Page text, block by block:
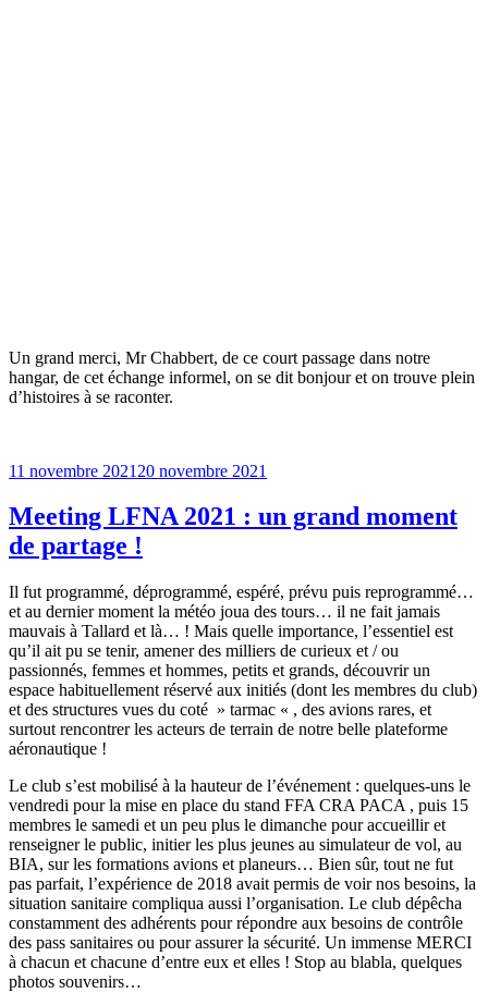
Un grand merci, Mr Chabbert, de ce court passage dans notre
hangar, de cet échange informel, on se dit bonjour et on trouve plein
d’histoires à se raconter.
Publié
11 novembre 2021 20 novembre 2021
Meeting LFNA 2021 : un grand moment
de partage !
Il fut programmé, déprogrammé, espéré, prévu puis reprogrammé…
et au dernier moment la météo joua des tours… il ne fait jamais
mauvais à Tallard et là… ! Mais quelle importance, l’essentiel est
qu’il ait pu se tenir, amener des milliers de curieux et / ou
passionnés, femmes et hommes, petits et grands, découvrir un
espace habituellement réservé aux initiés (dont les membres du club)
et des structures vues du coté » tarmac « , des avions rares, et
surtout rencontrer les acteurs de terrain de notre belle plateforme
aéronautique !
Le club s’est mobilisé à la hauteur de l’événement : quelques-uns le
vendredi pour la mise en place du stand FFA CRA PACA , puis 15
membres le samedi et un peu plus le dimanche pour accueillir et
renseigner le public, initier les plus jeunes au simulateur de vol, au
BIA, sur les formations avions et planeurs… Bien sûr, tout ne fut
pas parfait, l’expérience de 2018 avait permis de voir nos besoins, la
situation sanitaire compliqua aussi l’organisation. Le club dépêcha
constamment des adhérents pour répondre aux besoins de contrôle
des pass sanitaires ou pour assurer la sécurité. Un immense MERCI
à chacun et chacune d’entre eux et elles ! Stop au blabla, quelques
photos souvenirs…